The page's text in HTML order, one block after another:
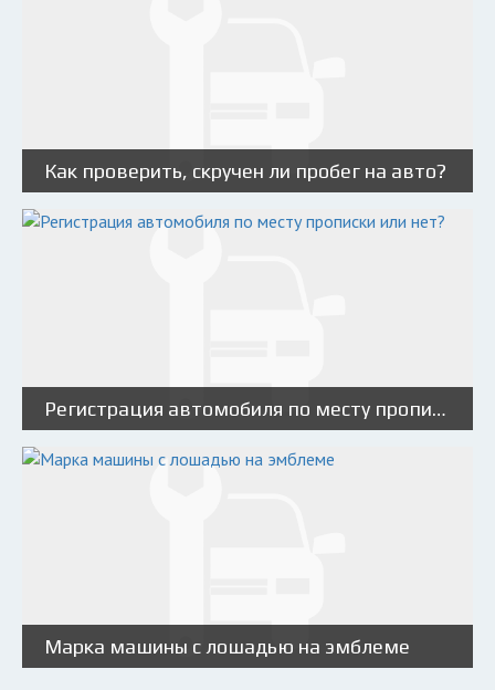
Как проверить, скручен ли пробег на авто?
Регистрация автомобиля по месту прописки или нет?
Марка машины с лошадью на эмблеме